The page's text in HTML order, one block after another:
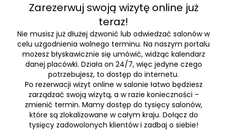
Zarezerwuj swoją wizytę online już
teraz!
Nie musisz już dłużej dzwonić lub odwiedzać salonów w
celu uzgodnienia wolnego terminu. Na naszym portalu
możesz błyskawicznie się umówić, widząc kalendarz
danej placówki. Działa on 24/7, więc jedyne czego
potrzebujesz, to dostęp do internetu.
Po rezerwacji wizyt online w salonie łatwo będziesz
zarządzać swoją wizytą, a w razie konieczności –
zmienić termin. Mamy dostęp do tysięcy salonów,
które są zlokalizowane w całym kraju. Dołącz do
tysięcy zadowolonych klientów i zadbaj o siebie!